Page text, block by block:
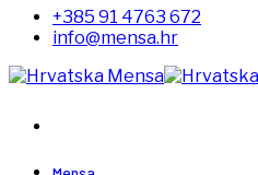
+385 91 4763 672
info@mensa.hr